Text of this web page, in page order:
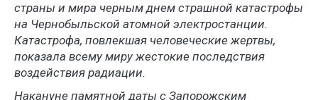
страны и мира черным днем страшной катастрофы
на Чернобыльской атомной электростанции.
Катастрофа, повлекшая человеческие жертвы,
показала всему миру жестокие последствия
воздействия радиации.
Накануне памятной даты с Запорожским